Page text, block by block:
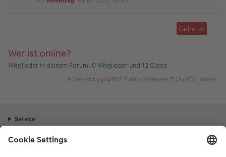
Gehe zu
Wer ist online?
Mitglieder in diesem Forum: 0 Mitglieder und 12 Gäste
Powered by phpBB® Forum Software © phpBB Limited
Service